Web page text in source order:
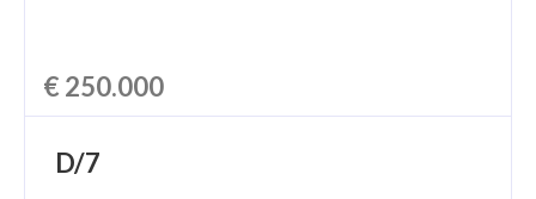
€ 250.000
D/7